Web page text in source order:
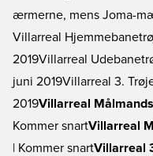
ærmerne, mens Joma-
Villarreal
2019Villarreal
juni 2019Villarreal 3.
2019Villarreal
Kommer snartVillarreal
| Kommer snartVillarreal